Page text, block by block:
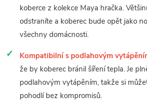
koberce z kolekce Maya hračka.
odstraníte a koberec bude opět jako
všechny domácnosti.
Kompatibilní s podlahovým
že by koberec bránil šíření tepla. Je
podlahovým vytápěním, takže si
pohodlí bez kompromisů.